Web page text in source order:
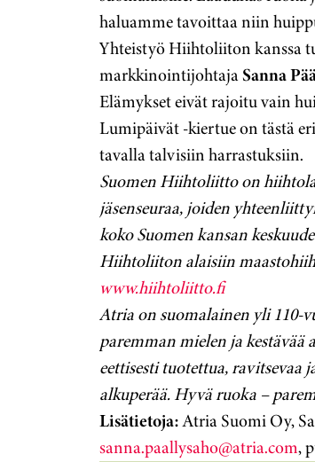
haluamme tavoittaa niin
Yhteistyö Hiihtoliiton kanssa
markkinointijohtajaSanna
Elämykset eivät rajoitu vain
Lumipäivät -kiertue on tästä
tavalla talvisiin harrastuksiin.
Suomen Hiihtoliitto on
jäsenseuraa, joiden
koko Suomen kansan
Hiihtoliiton alaisiin
www.hiihtoliitto.fi
Atria on suomalainen yli 110-
paremman mielen ja
eettisesti tuotettua,
alkuperää. Hyvä ruoka –
Lisätietoja:Atria Suomi Oy,
sanna.paallysaho@atria.com,